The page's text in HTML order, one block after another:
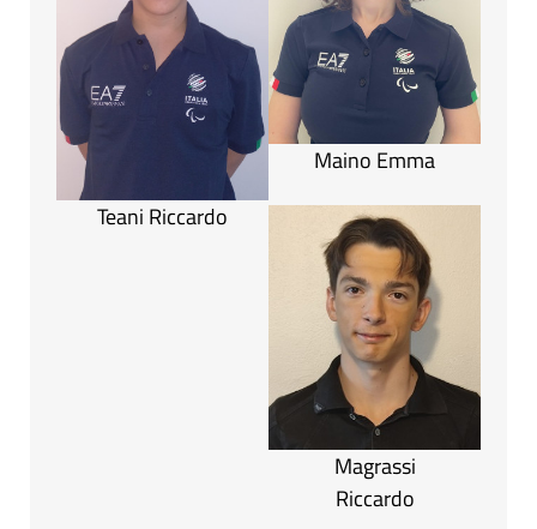
Teani Riccardo
Maino Emma
Magrassi
Riccardo